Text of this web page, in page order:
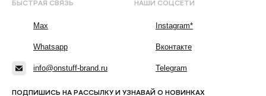
ПОДПИШИСЬ НА РАССЫЛКУ И УЗНАВАЙ О НОВИНКАХ
БЫСТРАЯ СВЯЗЬ
Max
Whatsapp
info@onstuff-brand.ru
НАШИ СОЦСЕТИ
Instagram*
Вконтакте
Telegram